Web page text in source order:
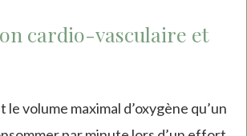
cardio-vasculaire et
le volume maximal d’oxygène qu’un